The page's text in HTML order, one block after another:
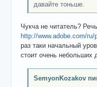
давайте тоньше.
Чукча не читатель?
http://www.adobe.com/
раз таки начальный
стоит очень небольших
SemyonKozakov